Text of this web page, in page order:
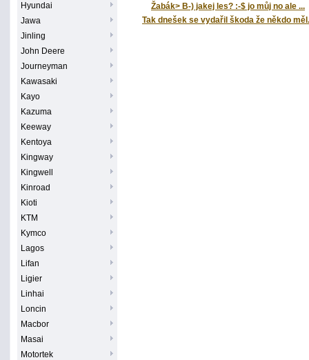
Hyundai
Jawa
Jinling
John Deere
Journeyman
Kawasaki
Kayo
Kazuma
Keeway
Kentoya
Kingway
Kingwell
Kinroad
Kioti
KTM
Kymco
Lagos
Lifan
Ligier
Linhai
Loncin
Macbor
Masai
Motortek
Žabák> B-) jakej les? :-$ jo můj no ale ...
Tak dnešek se vydařil škoda že někdo